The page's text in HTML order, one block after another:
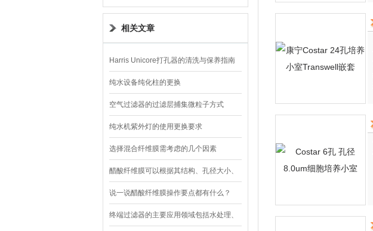
设备
相关文章
Harris Unicore打孔器的清洗与保养指南
纯水设备纯化柱的更换
空气过滤器的过滤层捕集微粒子方式
纯水机紫外灯的使用更换要求
选择混合纤维膜需考虑的几个因素
醋酸纤维膜可以根据其结构、孔径大小、
用途等因素进行分类
说一说醋酸纤维膜操作要点都有什么？
终端过滤器的主要应用领域包括水处理、